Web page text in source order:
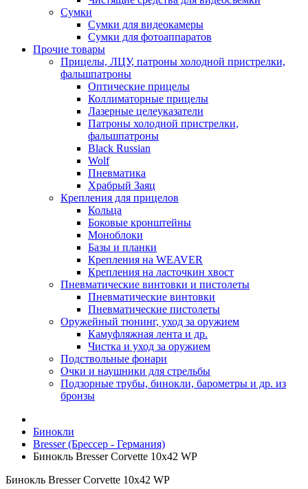
Сумки
Сумки для видеокамеры
Сумки для фотоаппаратов
Прочие товары
Прицелы, ЛЦУ, патроны холодной пристрелки,
фальшпатроны
Оптические прицелы
Коллиматорные прицелы
Лазерные целеуказатели
Патроны холодной пристрелки,
фальшпатроны
Black Russian
Wolf
Пневматика
Храбрый Заяц
Крепления для прицелов
Кольца
Боковые кронштейны
Моноблоки
Базы и планки
Крепления на WEAVER
Крепления на ласточкин хвост
Пневматические винтовки и пистолеты
Пневматические винтовки
Пневматические пистолеты
Оружейный тюнинг, уход за оружием
Камуфляжная лента и др.
Чистка и уход за оружием
Подствольные фонари
Очки и наушники для стрельбы
Подзорные трубы, бинокли, барометры и др. из
бронзы
Бинокли
Bresser (Брессер - Германия)
Бинокль Bresser Corvette 10x42 WP
Бинокль Bresser Corvette 10x42 WP